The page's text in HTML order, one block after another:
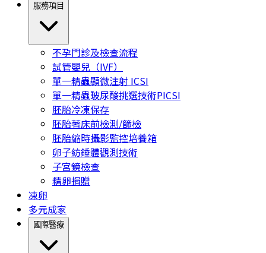
服務項目
不孕門診及檢查流程
試管嬰兒（IVF）
單一精蟲顯微注射 ICSI
單一精蟲玻尿酸挑選技術PICSI
胚胎冷凍保存
胚胎著床前檢測/篩檢
胚胎縮時攝影監控培養箱
卵子紡錘體觀測技術
子宮鏡檢查
精卵捐贈
凍卵
多元成家
國際醫療